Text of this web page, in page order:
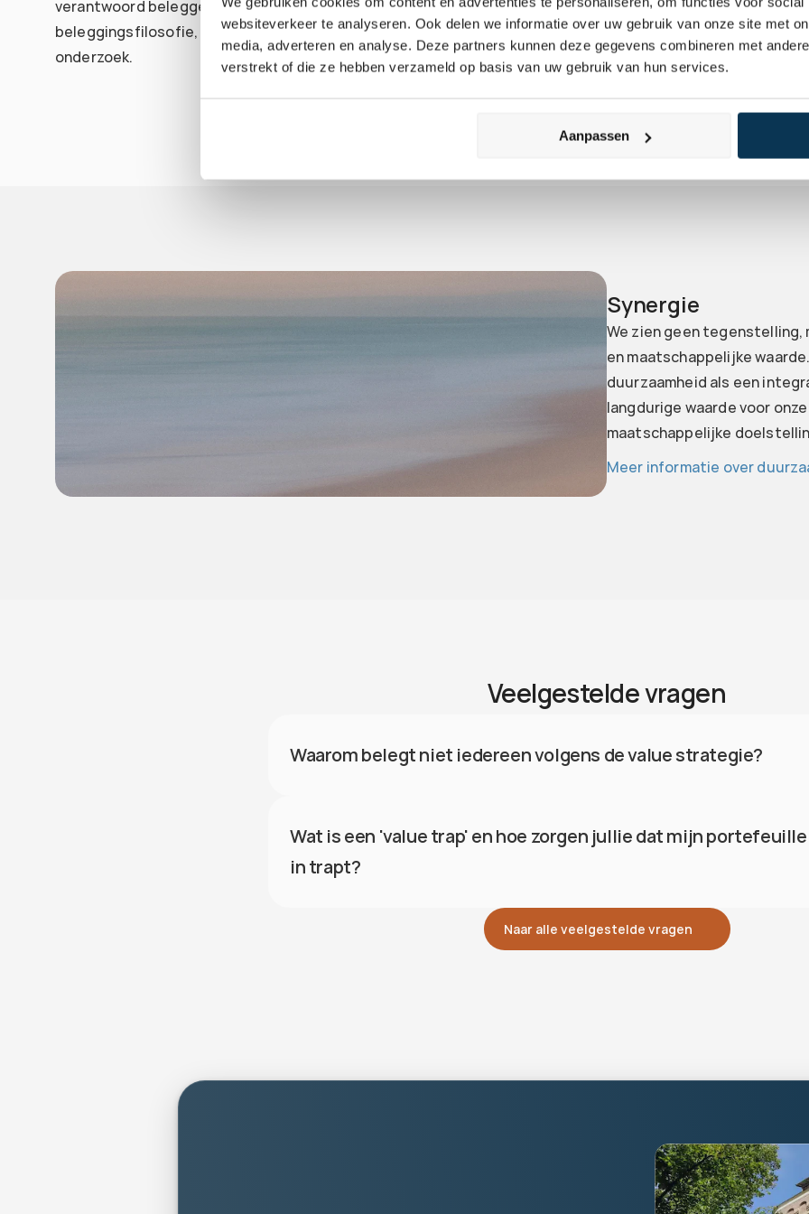
websiteverkeer te analyseren. Ook delen we informatie over uw gebruik van onze site met
media, adverteren en analyse. Deze partners kunnen deze gegevens combineren met
verstrekt of die ze hebben verzameld op basis van uw gebruik van hun services.
Aanpassen
verantwoord beleggen is een natuurlijke extensie van onze
beleggingsfilosofie, die gericht is op langetermijnwaardecreatie en grondig
onderzoek.
Synergie
We zien geen
en maatschappelijke
duurzaamheid als een
langdurige waarde voor
maatschappelijke
Meer informatie over
Veelgestelde vragen
Waarom belegt niet iedereen volgens de value strategie?
Wat is een 'value trap' en hoe zorgen jullie dat mijn
in trapt?
Naar alle veelgestelde vragen